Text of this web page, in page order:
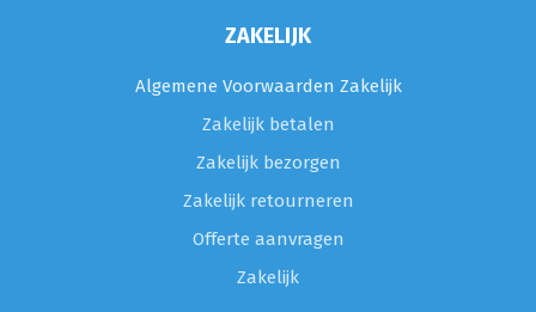
ZAKELIJK
Algemene Voorwaarden Zakelijk
Zakelijk betalen
Zakelijk bezorgen
Zakelijk retourneren
Offerte aanvragen
Zakelijk